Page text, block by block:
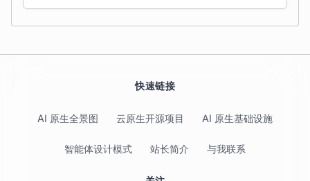
快速链接
AI 原生全景图 云原生开源项目 AI 原生基础设施
智能体设计模式 站长简介 与我联系